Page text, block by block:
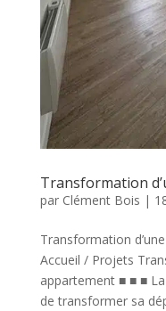
Transformation
par Clément Bois |
Transformation
Accueil / Projets
appartement ■ ■ ■
de transformer sa